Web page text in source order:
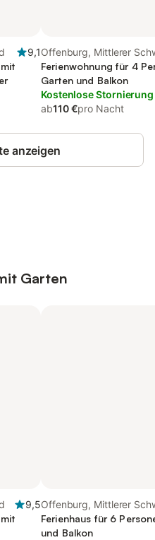
9,1Offenburg, Mittlerer
Ferienwohnung für 4
Garten und Balkon
Kostenlose Stornierung
ab110 €pro Nacht
anzeigen
Garten
9,5Offenburg, Mittlerer
Ferienhaus für 6
und Balkon